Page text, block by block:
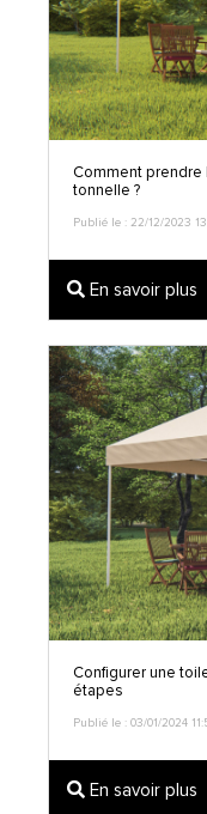
Comment
tonnelle ?
Publié le : 22/12/2023
En savoir plus
Configurer une
étapes
Publié le : 03/01/2024
En savoir plus